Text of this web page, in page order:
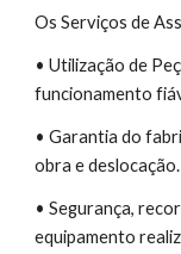
Os Serviços de
• Utilização de
funcionamento
• Garantia do
obra e deslocação.
• Segurança,
equipamento